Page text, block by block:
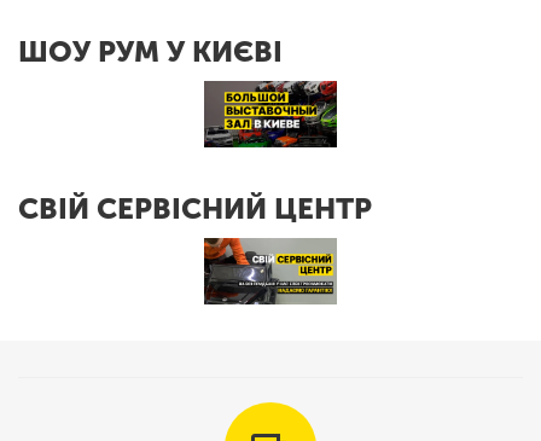
ШОУ РУМ У КИЄВІ
СВІЙ СЕРВІСНИЙ ЦЕНТР